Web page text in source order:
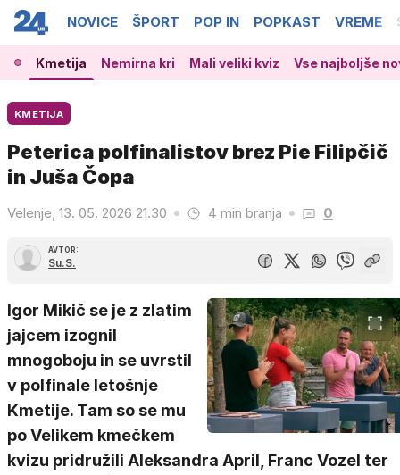
NOVICE ŠPORT POP IN POPKAST VREME
Kmetija Nemirna kri Mali veliki kviz Vse najboljše
KMETIJA
Peterica polfinalistov brez Pie Filipčič
in Juša Čopa
Velenje, 13. 05. 2026 21.30 4 min branja 0
AVTOR:
Su.S.
Igor Mikič se je z zlatim
jajcem izognil
mnogoboju in se uvrstil
v polfinale letošnje
Kmetije. Tam so se mu
po Velikem kmečkem
kvizu pridružili Aleksandra April, Franc Vozel ter